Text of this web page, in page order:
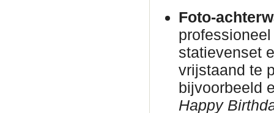
Foto-
statievenset
vrijstaand te
bijvoorbeeld
Happy